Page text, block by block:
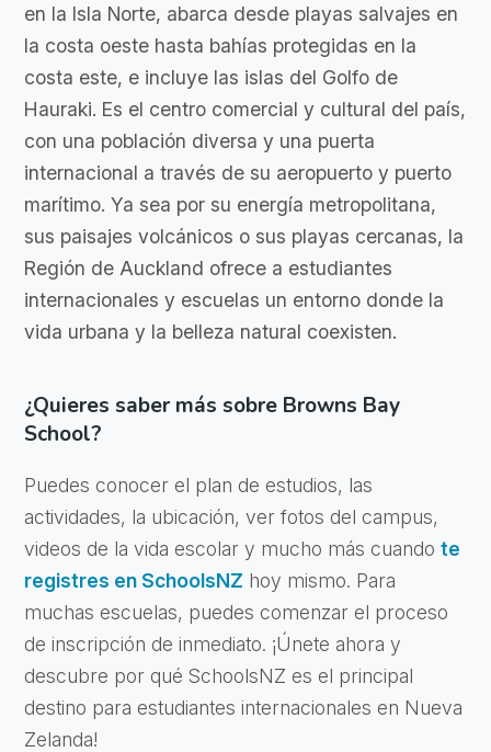
en la Isla Norte, abarca desde playas salvajes en
la costa oeste hasta bahías protegidas en la
costa este, e incluye las islas del Golfo de
Hauraki. Es el centro comercial y cultural del país,
con una población diversa y una puerta
internacional a través de su aeropuerto y puerto
marítimo. Ya sea por su energía metropolitana,
sus paisajes volcánicos o sus playas cercanas, la
Región de Auckland ofrece a estudiantes
internacionales y escuelas un entorno donde la
vida urbana y la belleza natural coexisten.
¿Quieres saber más sobre Browns Bay
School?
Puedes conocer el plan de estudios, las
actividades, la ubicación, ver fotos del campus,
videos de la vida escolar y mucho más cuandote
registres en SchoolsNZ hoy mismo. Para
muchas escuelas, puedes comenzar el proceso
de inscripción de inmediato. ¡Únete ahora y
descubre por qué SchoolsNZ es el principal
destino para estudiantes internacionales en Nueva
Zelanda!